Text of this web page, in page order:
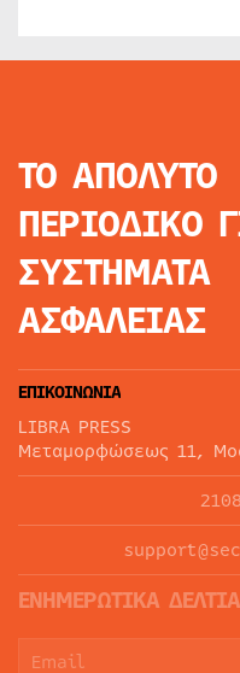
ΤΟ ΑΠΟΛΥΤΟ
ΠΕΡΙΟΔΙΚΟ
ΣΥΣΤΗΜΑΤΑ
ΑΣΦΑΛΕΙΑΣ
ΕΠΙΚΟΙΝΩΝΙΑ
LIBRA PRESS
Μεταμορφώσεως 11,
ΕΝΗΜΕΡΩΤΙΚΑ ΔΕΛΤΙΑ